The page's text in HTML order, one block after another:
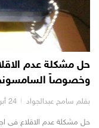
حل مشكلة عدم
وخصوصاً
بقلم سامح عبدالجواد 24 أبريل، 2013
حل مشكلة عدم الاقلاع فى